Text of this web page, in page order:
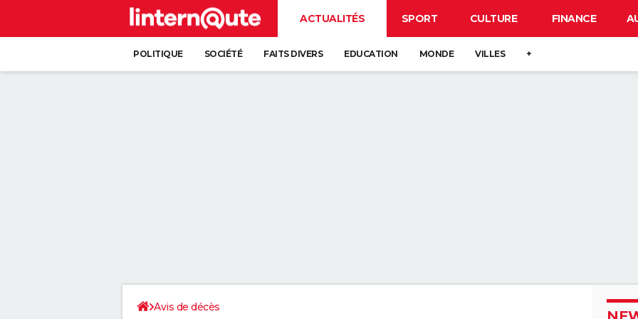
ACTUALITÉS SPORT CULTURE FINANCE
POLITIQUE SOCIÉTÉ FAITS DIVERS EDUCATION MONDE VILLES +
Avis de décès